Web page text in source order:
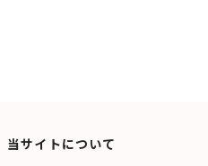
当サイトについて